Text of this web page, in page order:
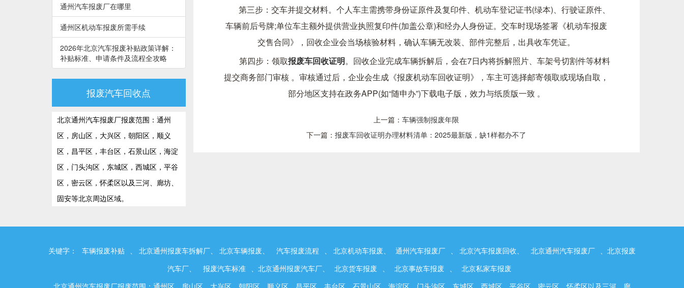
通州汽车报废厂在哪里
通州区机动车报废所需手续
2026年北京汽车报废补贴政策详解：
补贴标准、申请条件及流程全攻略
报废汽车回收点
北京通州汽车报废厂报废范围：通州
区，房山区，大兴区，朝阳区，顺义
区，昌平区，丰台区，石景山区，海淀
区，门头沟区，东城区，西城区，平谷
区，密云区，怀柔区以及三河、廊坊、
固安等北京周边区域。
第三步：交车并提交材料。个人车主需携带身份证原件及复印件、机动车登记证书(绿本)、行驶证原件、
车辆前后号牌;单位车主额外提供营业执照复印件(加盖公章)和经办人身份证。交车时现场签署《机动车报废
交售合同》，回收企业会当场核验材料，确认车辆无改装、部件完整后，出具收车凭证。
第四步：领取报废车回收证明。回收企业完成车辆拆解后，会在7日内将拆解照片、车架号切割件等材料
提交商务部门审核 。审核通过后，企业会生成《报废机动车回收证明》，车主可选择邮寄领取或现场自取，
部分地区支持在政务APP(如“随申办”)下载电子版，效力与纸质版一致 。
上一篇：车辆强制报废年限
下一篇：报废车回收证明办理材料清单：2025最新版，缺1样都办不了
关键字： 车辆报废补贴 、 北京通州报废车拆解厂、 北京车辆报废、 汽车报废流程 、 北京机动车报废、 通州汽车报废厂 、 北京汽车报废回收、 北京通州汽车报废厂
、北京报废
汽车厂、
报废汽车标准 、北京通州报废汽车厂、 北京货车报废 北京事故车报废
北京私家车报废
北京通州汽车报废厂报废范围：通州区，房山区，大兴区，朝阳区，顺义区，昌平区，丰台区，石景山区，海淀区，门头沟区，东城区，西城区，平谷区，密云区，怀柔区以及三河、廊